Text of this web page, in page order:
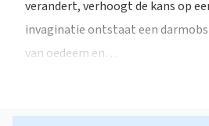
verandert, verhoogt de kans op
invaginatie ontstaat een
van oedeem en…